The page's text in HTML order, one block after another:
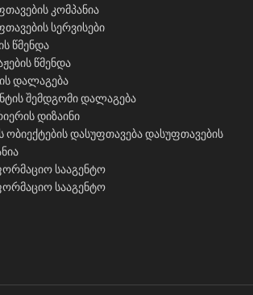
კომპანია
სერვისები
წმენდა
წმენდა
დალაგება
შემდგომი დალაგება
დიზაინი
ობიექტების დასუფთავებადასუფთავების
სააგენტო
სააგენტო